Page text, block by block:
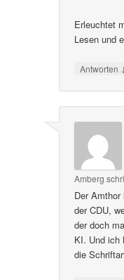
Erleuchtet
Lesen und
Antworten ↓
Amberg
Der
der CDU,
der doch
KI. Und ich
die